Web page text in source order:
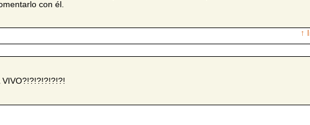
con él.
↑
VIVO?!?!?!?!?!?!